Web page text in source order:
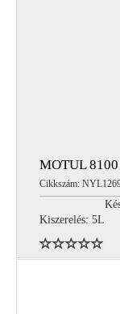
Hétfőtől – Péntekig, 8.00 –
(ebédidő 12.00-12.30
MOTUL
Cikkszám:
Kiszerelés: 5L